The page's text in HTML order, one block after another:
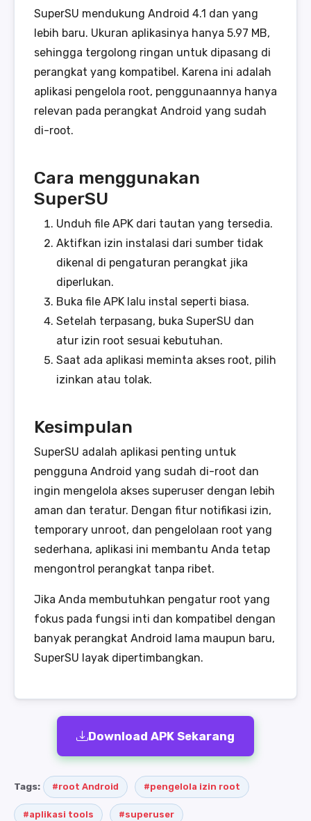
SuperSU mendukung Android 4.1 dan yang
lebih baru. Ukuran aplikasinya hanya 5.97 MB,
sehingga tergolong ringan untuk dipasang di
perangkat yang kompatibel. Karena ini adalah
aplikasi pengelola root, penggunaannya hanya
relevan pada perangkat Android yang sudah
di-root.
Cara menggunakan
SuperSU
Unduh file APK dari tautan yang tersedia.
Aktifkan izin instalasi dari sumber tidak
dikenal di pengaturan perangkat jika
diperlukan.
Buka file APK lalu instal seperti biasa.
Setelah terpasang, buka SuperSU dan
atur izin root sesuai kebutuhan.
Saat ada aplikasi meminta akses root, pilih
izinkan atau tolak.
Kesimpulan
SuperSU adalah aplikasi penting untuk
pengguna Android yang sudah di-root dan
ingin mengelola akses superuser dengan lebih
aman dan teratur. Dengan fitur notifikasi izin,
temporary unroot, dan pengelolaan root yang
sederhana, aplikasi ini membantu Anda tetap
mengontrol perangkat tanpa ribet.
Jika Anda membutuhkan pengatur root yang
fokus pada fungsi inti dan kompatibel dengan
banyak perangkat Android lama maupun baru,
SuperSU layak dipertimbangkan.
Download APK Sekarang
Tags: #root Android #pengelola izin root
#aplikasi tools #superuser